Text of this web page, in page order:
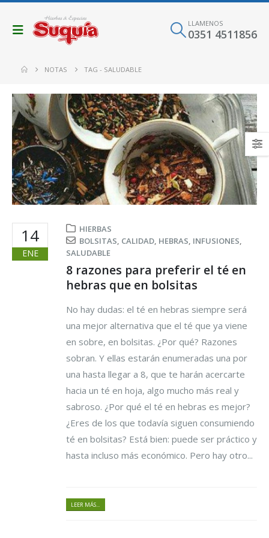
LLAMENOS
0351 4511856
NOTAS TAG - SALUDABLE
14
ENE
HIERBAS
BOLSITAS, CALIDAD, HEBRAS, INFUSIONES,
SALUDABLE
8 razones para preferir el té en
hebras que en bolsitas
No hay dudas: el té en hebras siempre será
una mejor alternativa que el té que ya viene
en sobre, en bolsitas. ¿Por qué? Razones
sobran. Y ellas estarán enumeradas una por
una hasta llegar a 8, que te harán acercarte
hacia un té en hoja, algo mucho más real y
sabroso. ¿Por qué el té en hebras es mejor?
¿Eres de los que todavía siguen consumiendo
té en bolsitas? Está bien: puede ser práctico y
hasta incluso más económico. Pero hay otro...
LEER MÁS...